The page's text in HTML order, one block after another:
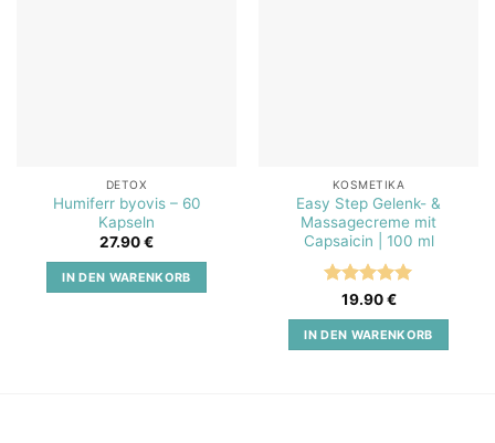
DETOX
Humiferr byovis – 60
Kapseln
27.90€
IN DEN WARENKORB
KOSMETIKA
Easy Step Gelenk- &
Massagecreme mit
Capsaicin | 100 ml
Bewertet
mit5von
5
19.90€
IN DEN WARENKORB